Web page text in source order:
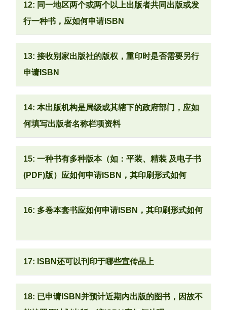
12: 同一地区两个或两个以上出版者共同出版或发
行一种书，应如何申请ISBN
13: 接收别家出版社的版权，重印时是否需要另行
申请ISBN
14: 本出版机构是局级或其辖下的政府部门，应如
何填写出版者名称栏项资料
15: 一种书有多种版本（如：平装、精装 及电子书
(PDF)版）应如何申请ISBN，其印刷形式如何
16: 多卷本套书应如何申请ISBN，其印刷形式如何
17: ISBN还可以刊印于哪些宣传品上
18: 已申请ISBN并预计近期内出版的图书，因故不